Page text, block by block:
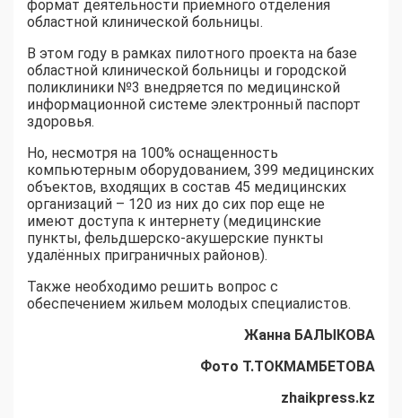
формат деятельности приемного отделения
областной клинической больницы.
В этом году в рамках пилотного проекта на базе
областной клинической больницы и городской
поликлиники №3 внедряется по медицинской
информационной системе электронный паспорт
здоровья.
Но, несмотря на 100% оснащенность
компьютерным оборудованием, 399 медицинских
объектов, входящих в состав 45 медицинских
организаций – 120 из них до сих пор еще не
имеют доступа к интернету (медицинские
пункты, фельдшерско-акушерские пункты
удалённых приграничных районов).
Также необходимо решить вопрос с
обеспечением жильем молодых специалистов.
Жанна БАЛЫКОВА
Фото Т.ТОКМАМБЕТОВА
zhaikpress.kz